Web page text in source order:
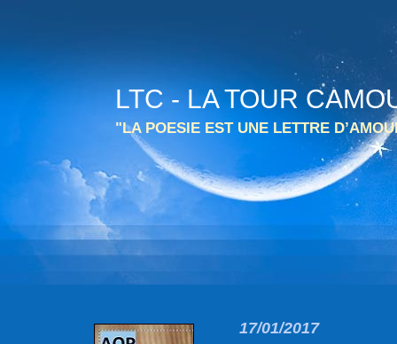
LTC - LA TOUR
"LA POESIE EST UNE LETTRE
17/01/2017